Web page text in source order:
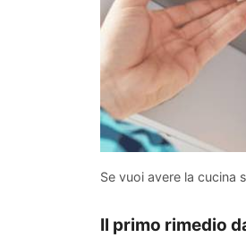
Se vuoi avere la cucina
Il primo rimedio